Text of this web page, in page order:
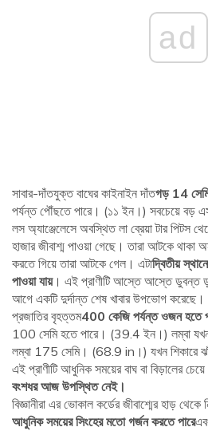
ad
সাবার-দাঁতযুক্ত বাঘের কাইনাইন দাঁতগড় 14
পর্যন্ত পৌঁছতে পারে। (১১ ইন।) সবচেয়ে বড়
লস অ্যাঞ্জেলেসে অবস্থিত লা ব্রেয়া টার পিটস
হাজার জীবাশ্ম পাওয়া গেছে। তারা আটকে থাকা
করতে গিয়ে তারা আটকে গেল। এটাদ্বিতীয়
পাওয়া যায়। এই প্রাণীটি আস্তে আস্তে ডুবন্ত
আগে একটি দুর্দান্ত শেষ খাবার উপভোগ করেছে।
প্রজাতির বৃহত্তম400 কেজি পর্যন্ত ওজন হতে
100 সেমি হতে পারে। (39.4 ইন।) লম্বা যখন
লম্বা 175 সেমি। (68.9 in।) যখন শিকারে
এই প্রাণীটি আধুনিক সময়ের বাঘ বা বিড়ালের
বংশধর আজ উপস্থিত নেই।
বিজ্ঞানীরা এর ভোকাল কর্ডের জীবাশ্মের হাড় থেকে
আধুনিক সময়ের সিংহের মতো গর্জন করতে পারে